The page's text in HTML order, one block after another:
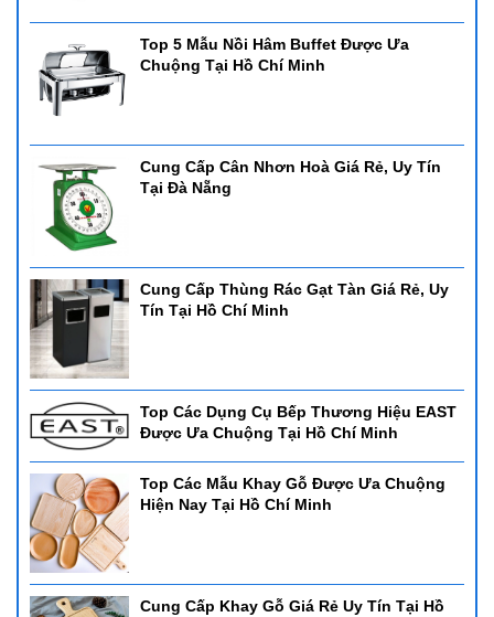
Top 5 Mẫu Nồi Hâm Buffet Được Ưa
Chuộng Tại Hồ Chí Minh
Cung Cấp Cân Nhơn Hoà Giá Rẻ, Uy Tín
Tại Đà Nẵng
Cung Cấp Thùng Rác Gạt Tàn Giá Rẻ, Uy
Tín Tại Hồ Chí Minh
Top Các Dụng Cụ Bếp Thương Hiệu EAST
Được Ưa Chuộng Tại Hồ Chí Minh
Top Các Mẫu Khay Gỗ Được Ưa Chuộng
Hiện Nay Tại Hồ Chí Minh
Cung Cấp Khay Gỗ Giá Rẻ Uy Tín Tại Hồ